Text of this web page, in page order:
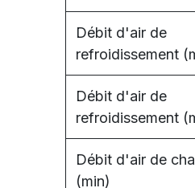
Débit d'air de
refroidissement
Débit d'air de
refroidissement
Débit d'air de
(min)